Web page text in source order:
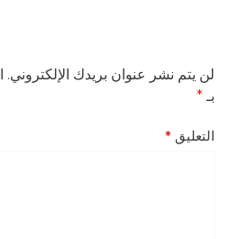
لن يتم نشر عنوان بريدك الإلكتروني.
بـ*
التعليق *